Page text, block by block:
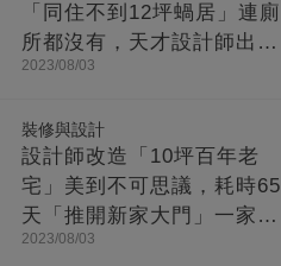
「同住不到12坪蝸居」連廁
所都沒有，天才設計師出馬
「打造功能齊全迷你房」成
2023/08/03
裝修與設計
設計師改造「10坪百年老
宅」美到不可思議，耗時65
天「推開新家大門」一家8
口哭了
2023/08/03